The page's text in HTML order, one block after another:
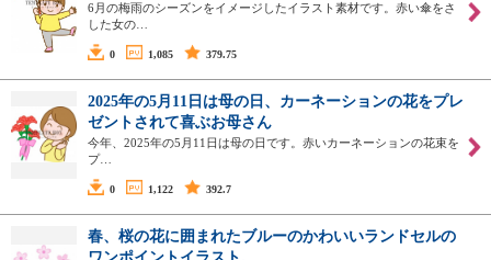
6月の梅雨のシーズンをイメージしたイラスト素材です。赤い傘をさ
した女の…
0 1,085 379.75
2025年の5月11日は母の日、カーネーションの花をプレ
ゼントされて喜ぶお母さん
今年、2025年の5月11日は母の日です。赤いカーネーションの花束を
プ…
0 1,122 392.7
春、桜の花に囲まれたブルーのかわいいランドセルの